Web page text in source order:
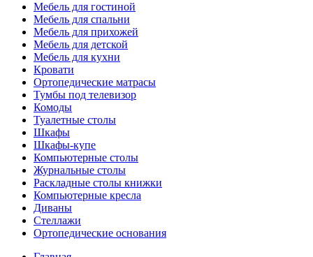
Мебель для гостиной
Мебель для спальни
Мебель для прихожей
Мебель для детской
Мебель для кухни
Кровати
Ортопедические матрасы
Тумбы под телевизор
Комоды
Туалетные столы
Шкафы
Шкафы-купе
Компьютерные столы
Журнальные столы
Раскладные столы книжки
Компьютерные кресла
Диваны
Стеллажи
Ортопедические основания